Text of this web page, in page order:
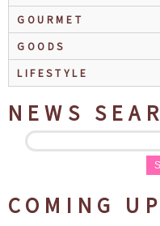
GOURMET
GOODS
LIFESTYLE
NEWS
COMING UP